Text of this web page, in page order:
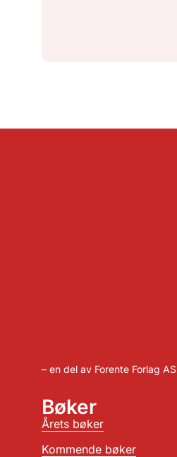
– en del av Forente Forlag AS
Bøker
Årets bøker
Kommende bøker